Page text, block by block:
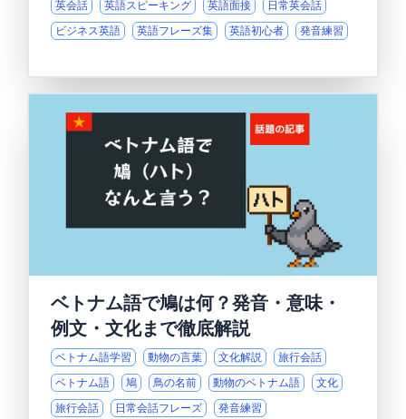
英会話
英語スピーキング 英語面接
日常英会話
ビジネス英語
英語フレーズ集 英語初心者 発音練習
ベトナム語で鳩は何？発音・意味・
例文・文化まで徹底解説
ベトナム語学習 動物の言葉 文化解説
旅行会話
ベトナム語
鳩 鳥の名前 動物のベトナム語
文化
旅行会話
日常会話フレーズ 発音練習